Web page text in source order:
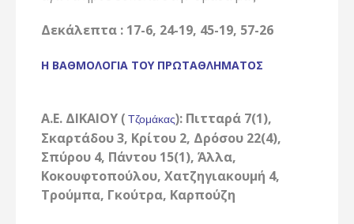
Δεκάλεπτα : 17-6, 24-19, 45-19, 57-26
Η ΒΑΘΜΟΛΟΓΙΑ ΤΟΥ ΠΡΩΤΑΘΛΗΜΑΤΟΣ
Α.Ε. ΔΙΚΑΙΟΥ (Τζομάκας): Πιτταρά 7(1),
Σκαρτάδου 3, Κρίτου 2, Δρόσου 22(4),
Σπύρου 4, Πάντου 15(1), Άλλα,
Κοκουφτοπούλου, Χατζηγιακουμή 4,
Τρούμπα, Γκούτρα, Καρπούζη